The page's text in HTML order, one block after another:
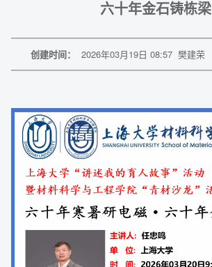
六十年金石铸栋梁
创建时间： 2026年03月19日 08:57 樊建荣